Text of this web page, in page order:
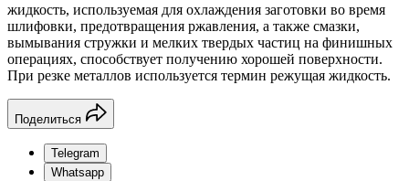
жидкость, используемая для охлаждения заготовки во время
шлифовки, предотвращения ржавления, а также смазки,
вымывания стружки и мелких твердых частиц на финишных
операциях, способствует получению хорошей поверхности.
При резке металлов используется термин режущая жидкость.
Поделиться
Telegram
Whatsapp